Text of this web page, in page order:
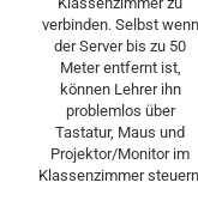
verbinden. Selbst wenn
der Server bis zu 50
Meter entfernt ist,
können Lehrer ihn
problemlos über
Tastatur, Maus und
Projektor/Monitor im
Klassenzimmer